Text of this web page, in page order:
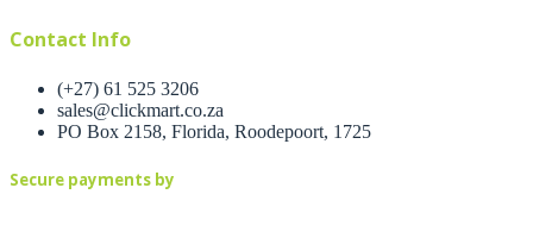
Contact Info
(+27) 61 525 3206
sales@clickmart.co.za
PO Box 2158, Florida, Roodepoort, 1725
Secure payments by